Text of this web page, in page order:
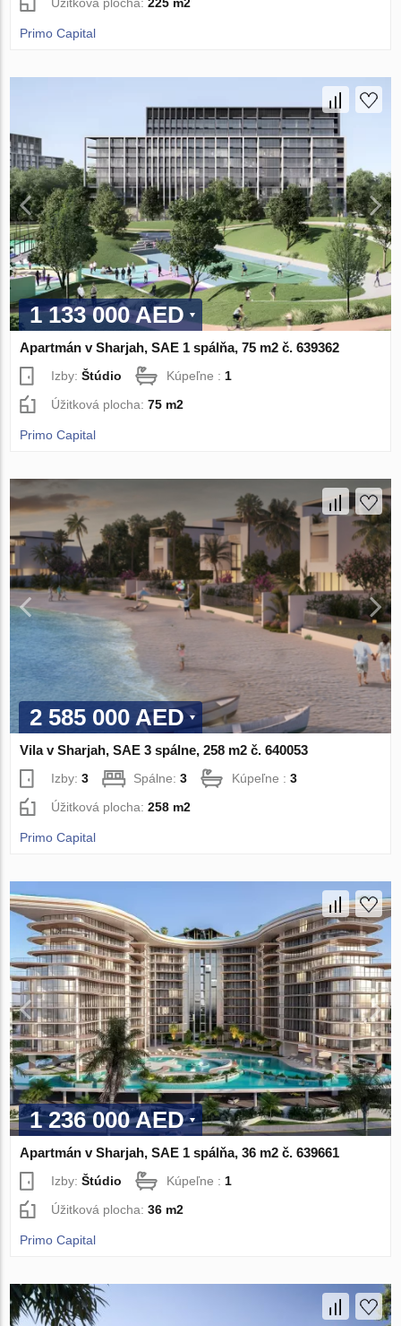
Primo Capital
1 133 000 AED
Apartmán v Sharjah, SAE 1 spálňa, 75 m2 č. 639362
Izby:Štúdio Kúpeľne :1
Úžitková plocha:75 m2
Primo Capital
2 585 000 AED
Vila v Sharjah, SAE 3 spálne, 258 m2 č. 640053
Izby:3 Spálne:3 Kúpeľne :3
Úžitková plocha:258 m2
Primo Capital
1 236 000 AED
Apartmán v Sharjah, SAE 1 spálňa, 36 m2 č. 639661
Izby:Štúdio Kúpeľne : 1
Úžitková plocha:36 m2
Primo Capital